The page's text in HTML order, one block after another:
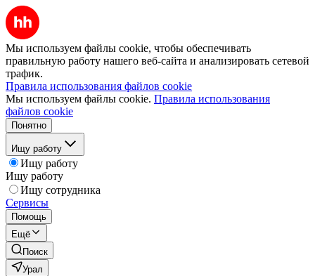
Мы используем файлы cookie, чтобы обеспечивать
правильную работу нашего веб-сайта и анализировать сетевой
трафик.
Правила использования файлов cookie
Мы используем файлы cookie. Правила использования
файлов cookie
Понятно
Ищу работу
Ищу работу
Ищу работу
Ищу сотрудника
Сервисы
Помощь
Ещё
Поиск
Урал